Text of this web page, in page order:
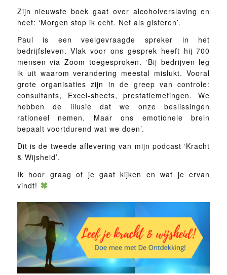
Zijn nieuwste boek gaat over alcoholverslaving en
heet: ‘Morgen stop ik echt. Net als gisteren’.
Paul is een veelgevraagde spreker in het
bedrijfsleven. Vlak voor ons gesprek heeft hij 700
mensen via Zoom toegesproken. ‘Bij bedrijven leg
ik uit waarom verandering meestal mislukt. Vooral
grote organisaties zijn in de greep van controle:
consultants, Excel-sheets, prestatiemetingen. We
hebben de illusie dat we onze beslissingen
rationeel nemen. Maar ons emotionele brein
bepaalt voortdurend wat we doen’.
Dit is de tweede aflevering van mijn podcast ‘Kracht
& Wijsheid’.
Ik hoor graag of je gaat kijken en wat je ervan
vindt!